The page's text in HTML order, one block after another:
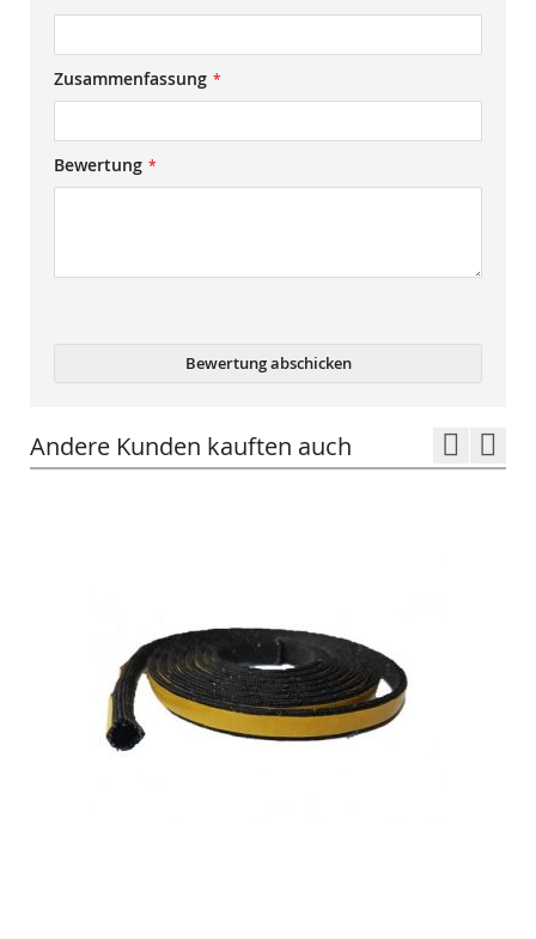
Zusammenfassung
Bewertung
Bewertung abschicken
Andere Kunden kauften auch